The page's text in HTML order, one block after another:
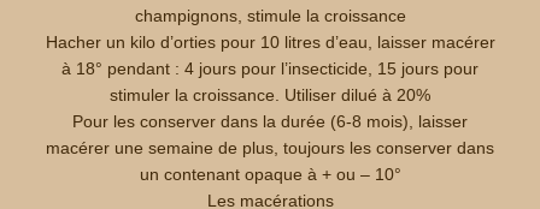
champignons, stimule la croissance
Hacher un kilo d’orties pour 10 litres d’eau, laisser macérer
à 18° pendant : 4 jours pour l’insecticide, 15 jours pour
stimuler la croissance. Utiliser dilué à 20%
Pour les conserver dans la durée (6-8 mois), laisser
macérer une semaine de plus, toujours les conserver dans
un contenant opaque à + ou – 10°
Les macérations